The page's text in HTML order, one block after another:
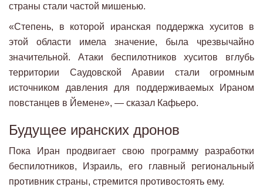
страны стали частой мишенью.
«Степень, в которой иранская поддержка хуситов в
этой области имела значение, была чрезвычайно
значительной. Атаки беспилотников хуситов вглубь
территории Саудовской Аравии стали огромным
источником давления для поддерживаемых Ираном
повстанцев в Йемене», — сказал Кафьеро.
Будущее иранских дронов
Пока Иран продвигает свою программу разработки
беспилотников, Израиль, его главный региональный
противник страны, стремится противостоять ему.